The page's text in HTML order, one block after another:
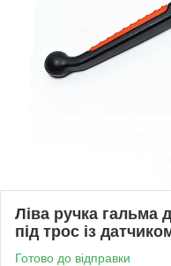
Ліва ручка гальма
під трос із
Готово до відправки